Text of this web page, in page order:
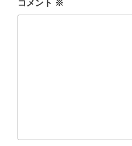
コメント ※